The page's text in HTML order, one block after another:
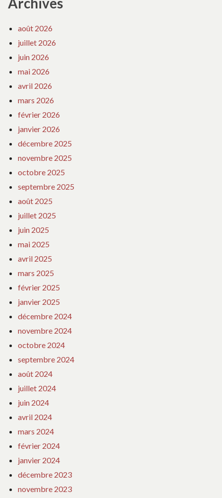
août 2026
juillet 2026
juin 2026
mai 2026
avril 2026
mars 2026
février 2026
janvier 2026
décembre 2025
novembre 2025
octobre 2025
septembre 2025
août 2025
juillet 2025
juin 2025
mai 2025
avril 2025
mars 2025
février 2025
janvier 2025
décembre 2024
novembre 2024
octobre 2024
septembre 2024
août 2024
juillet 2024
juin 2024
avril 2024
mars 2024
février 2024
janvier 2024
décembre 2023
novembre 2023